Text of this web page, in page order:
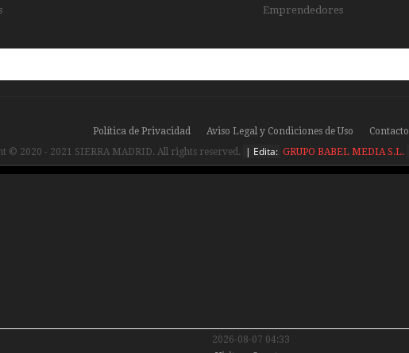
Emprendedores
Política de Privacidad Aviso Legal y Condiciones de Uso
Contacto
© 2020 - 2021 SIERRA MADRID. All rights reserved.
| Edita: GRUPO BABEL MEDIA S.L.
2026-08-07 04:33